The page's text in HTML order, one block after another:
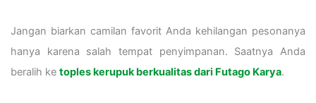
Jangan biarkan camilan favorit Anda kehilangan pesonanya
hanya karena salah tempat penyimpanan. Saatnya Anda
beralih ke toples kerupuk berkualitas dari Futago Karya.